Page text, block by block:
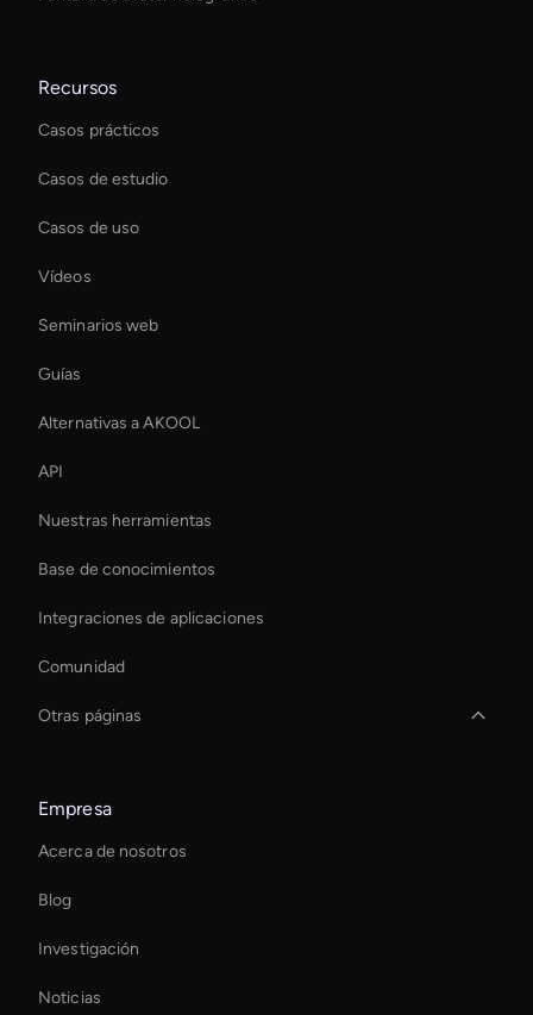
Recursos
Casos prácticos
Casos de estudio
Casos de uso
Vídeos
Seminarios web
Guías
Alternativas a AKOOL
API
Nuestras herramientas
Base de conocimientos
Integraciones de aplicaciones
Comunidad
Otras páginas
Creador de transiciones de vídeo con IA
Interactive Ai Assistant For Websites
Eliminador de fondos de vídeo AI
Soluciones interactivas de inteligencia artificial para
Empresa
Acerca de nosotros
Blog
Investigación
Noticias